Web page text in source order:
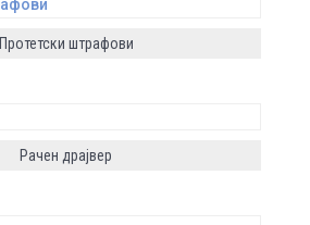
Протетски штрафови
Рачен драјвер